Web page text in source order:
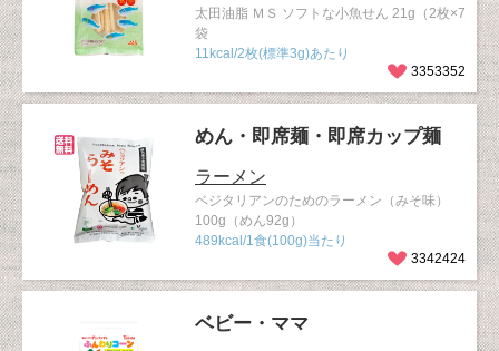
太田油脂 ＭＳ ソフトな小魚せん 21g（2枚×7
袋
11kcal/2枚(標準3g)あたり
3353352
めん・即席麺・即席カップ麺
ラーメン
ベジタリアンのためのラーメン（みそ味）
100g（めん92g）
489kcal/1食(100g)当たり
3342424
ベビー・ママ